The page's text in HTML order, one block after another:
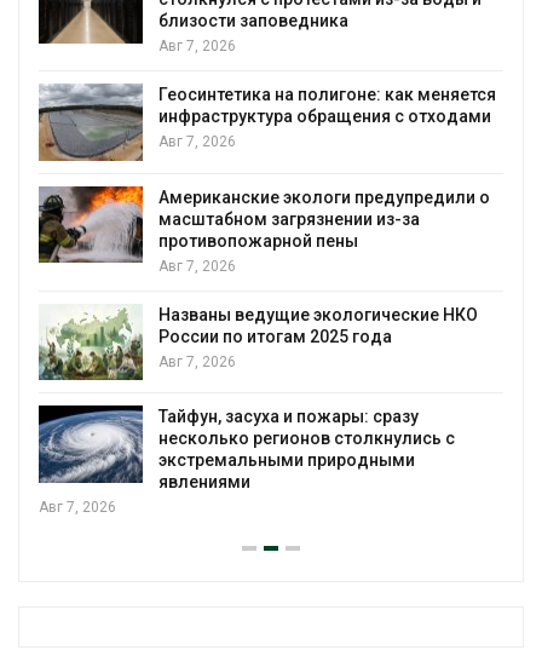
близости заповедника
Авг 7, 2026
Геосинтетика на полигоне: как меняется
инфраструктура обращения с отходами
Авг 7, 2026
Американские экологи предупредили о
масштабном загрязнении из-за
противопожарной пены
Авг 7, 2026
Названы ведущие экологические НКО
России по итогам 2025 года
Авг 7, 2026
Тайфун, засуха и пожары: сразу
несколько регионов столкнулись с
экстремальными природными
явлениями
Авг 7, 2026